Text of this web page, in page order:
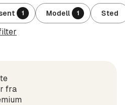
1 Modell 1 Sted
fra